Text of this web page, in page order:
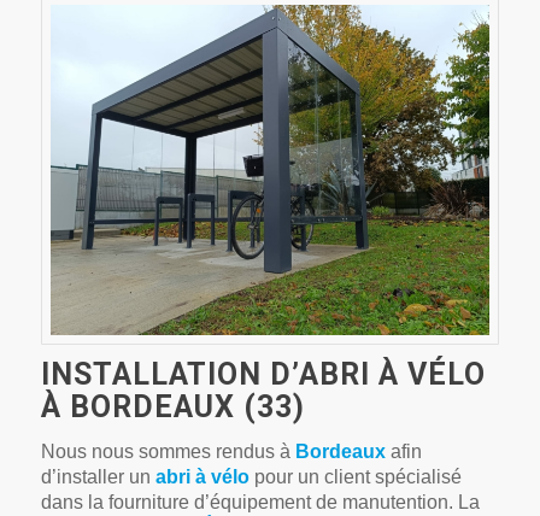
INSTALLATION D’ABRI À VÉLO
À BORDEAUX (33)
Nous nous sommes rendus à Bordeauxafin
d’installer un abri à vélopour un client spécialisé
dans la fourniture d’équipement de manutention. La